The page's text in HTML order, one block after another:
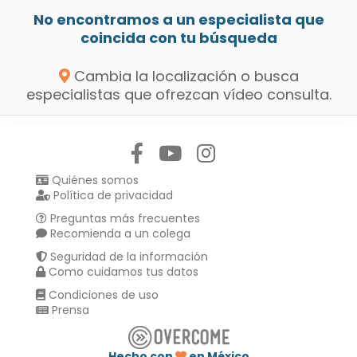
No encontramos a un especialista que
coincida con tu búsqueda
Cambia la localización o busca
especialistas que ofrezcan vídeo consulta.
Quiénes somos
Política de privacidad
Preguntas más frecuentes
Recomienda a un colega
Seguridad de la información
Como cuidamos tus datos
Condiciones de uso
Prensa